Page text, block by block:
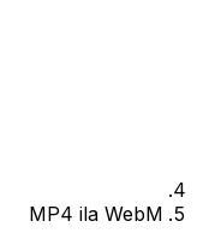
MP4 ila WebM